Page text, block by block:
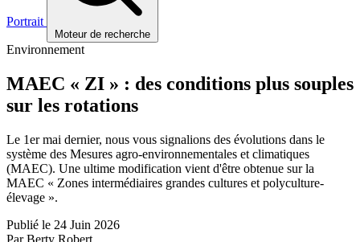
Portrait
Moteur de recherche
Environnement
MAEC « ZI » : des conditions plus souples
sur les rotations
Le 1er mai dernier, nous vous signalions des évolutions dans le
système des Mesures agro-environnementales et climatiques
(MAEC). Une ultime modification vient d'être obtenue sur la
MAEC « Zones intermédiaires grandes cultures et polyculture-
élevage ».
Publié le 24 Juin 2026